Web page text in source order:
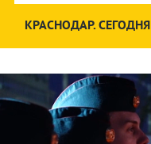
КРАСНОДАР. СЕГОДНЯ